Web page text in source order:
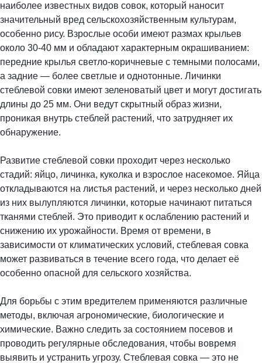
наиболее известных видов совок, который наносит
значительный вред сельскохозяйственным культурам,
особенно рису. Взрослые особи имеют размах крыльев
около 30-40 мм и обладают характерным окрашиванием:
передние крылья светло-коричневые с темными полосами,
а задние — более светлые и однотонные. Личинки
стеблевой совки имеют зеленоватый цвет и могут достигать
длины до 25 мм. Они ведут скрытный образ жизни,
проникая внутрь стеблей растений, что затрудняет их
обнаружение.
Развитие стеблевой совки проходит через несколько
стадий: яйцо, личинка, куколка и взрослое насекомое. Яйца
откладываются на листья растений, и через несколько дней
из них вылупляются личинки, которые начинают питаться
тканями стеблей. Это приводит к ослаблению растений и
снижению их урожайности. Время от времени, в
зависимости от климатических условий, стеблевая совка
может развиваться в течение всего года, что делает её
особенно опасной для сельского хозяйства.
Для борьбы с этим вредителем применяются различные
методы, включая агрономические, биологические и
химические. Важно следить за состоянием посевов и
проводить регулярные обследования, чтобы вовремя
выявить и устранить угрозу. Стеблевая совка — это не